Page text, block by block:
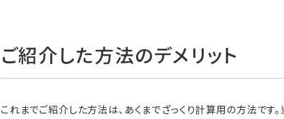
ご紹介した方法のデメリット
これまでご紹介した方法は、あくまでざっくり計算用の方法です